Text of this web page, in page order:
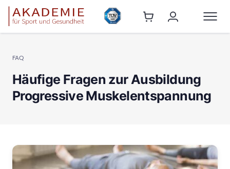
FAQ
Häufige Fragen zur Ausbildung
Progressive Muskelentspannung